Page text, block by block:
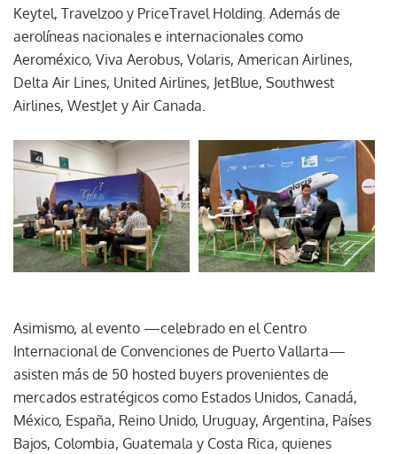
Keytel, Travelzoo y PriceTravel Holding. Además de
aerolíneas nacionales e internacionales como
Aeroméxico, Viva Aerobus, Volaris, American Airlines,
Delta Air Lines, United Airlines, JetBlue, Southwest
Airlines, WestJet y Air Canada.
Asimismo, al evento —celebrado en el Centro
Internacional de Convenciones de Puerto Vallarta—
asisten más de 50 hosted buyers provenientes de
mercados estratégicos como Estados Unidos, Canadá,
México, España, Reino Unido, Uruguay, Argentina, Países
Bajos, Colombia, Guatemala y Costa Rica, quienes